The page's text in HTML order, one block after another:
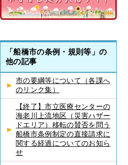
「船橋市の条例・規則等」の
他の記事
市の要綱等について（各課へ
のリンク集）
【終了】市立医療センターの
海老川上流地区（災害ハザー
ドエリア）移転の賛否を問う
船橋市条例制定の直接請求に
関する経過についてのお知ら
せ